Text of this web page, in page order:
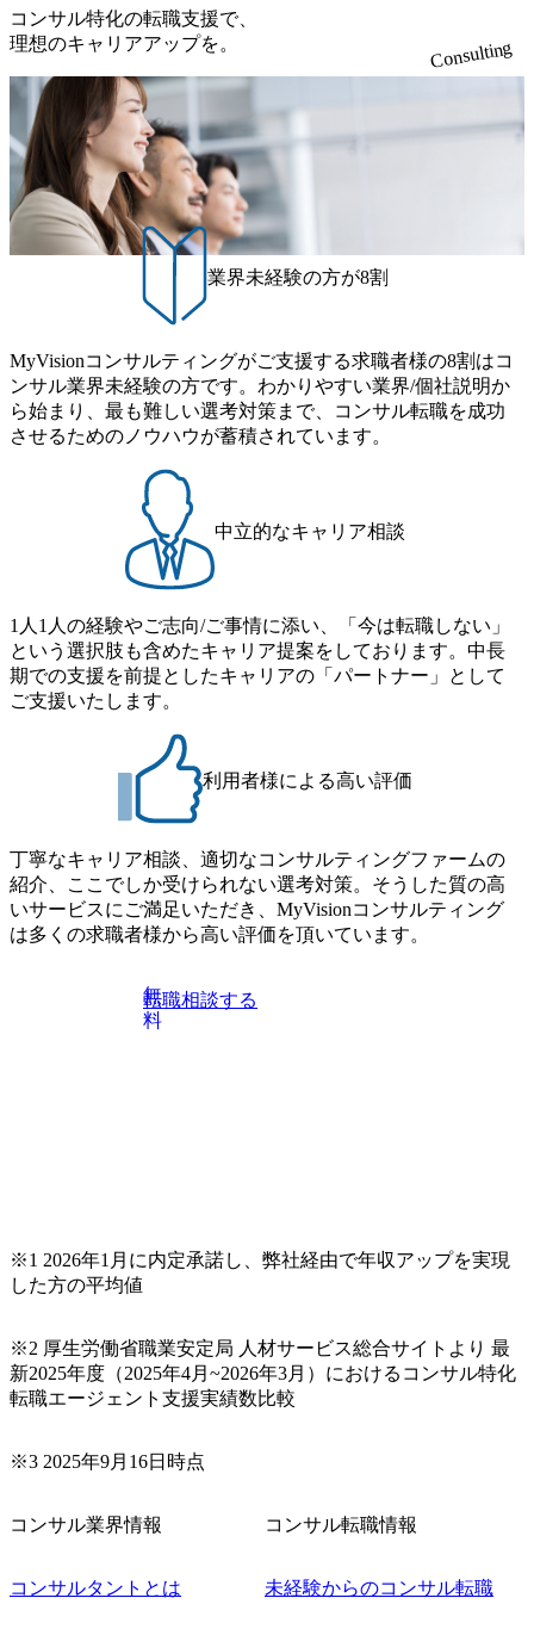
も関わらず、外資系戦略コンサルティングファームや総合
系コンサルティングファームをはじめ、メーカー、ITベン
チャー、外資系金融機関など多彩な出自で構成されてお
り、常に刺激を受けながらプロジェクトワークが可能 総合
コンサルティングファームの名の通り、全方位のクライア
ントに対して様々なプロジェクトが存在しており、手を上
げれば常に新しいテーマのチャレンジ機会を提供している
（ワンプール制） そのため、全体の離職率10％以下、未経
験3年未満の離職率は0％と驚異の定着率を誇る 大手ファー
ムと同水準以上の報酬制度であり、ファーム経験者の場合
は、転職時報酬アップが基本 強く「個人」の成⾧を重視す
るカルチャーであり、昇進に枠もなく、今ならReadyになれ
ば上がれる環境となっている 安定した経営環境の下、コン
できる 豊富な経験を持つコンサル経験者の場合は、自らチ
ームを立ち上げることが可能 裁量をもった営業活動、デリ
バリー活動ができる(スタートアップとの協業、新規ソリュ
ーションの開発 など) シンプレクスの顧客基盤、エンジニ
できる 2026年8月21日(金) 19:30〜21:30 (19:20開場) 2026年8
月12日(水) 16:00 ※参加状況によっては抽選とさせていただ
く可能性がございます。 このたび、ファーム経験者の方を
対象にした懇親会形式の採用イベント「サロンイベント」
を開催いたします。 カジュアルな場で現場社員と直接交流
できる機会ですので、ぜひご参加ください。 当日はXspear
Consulting代表取締役の早田とMDやその他現場社員が複数
名参加する予定です！ ●費用 : 無料 虎ノ門ヒルズ付近 ※詳
細な場所については参加者の方へ個別でご連絡いたしま
す。 コンサルファームにてマネージャー以上の職務を担当
り、<u>営業活動に工数を割かれることなくデリバリーに注
力可能</u> 従業員満足度を非常に重視しており、意にそぐ
わないプロジェクトにアサインされてしまった場合、半強
制的に別のプロジェクトに異動することが可能。その結
果、<u>退職率も10%程度</u>(他社平均は2～30%程度) 残業
時間は<u>平均30時間程度。</u>バリューが出ていないから
残業代をつけさせないといったことはしない DE&Iにおいて
は女性活用や外国人/高齢者/障碍者などさまざまなバックグ
ラウンドを持つメンバーの働く環境を整えている SDGsの推
進にも積極的で、プロボノ支援等を行っている 部活動も活
発で、多くのクラブが立ち上がっており、さまざまな役
職・所属・組織を超えて社員間のネットワーク形成・交流
の場となっている <u>教育・研修プログラムが非常に充実</
番組があり、新卒紹介、会社の七不思議紹介等、規模が大
きくなっていく中で社員同士のつながりを広げる取り組み
もしている 今後の成長戦略として海外展開を見据えてい
る。足元のグローバル案件割合は10%程度だが、英語が得
ンスも大きい。 代表インタビュー https://note.com/dirbato/n/n0
a040c36b128 Forbes JAPAN BrandVoice Studio 「使命はテクノ
ロジーで企業の可能性を引き出すこと。日本に求められるI
Tコンサルタントという伴走者」 https://forbesjapan.com/article
s/detail/67452 Forbes JAPAN BrandVoice Studio 「コンサル業
界におけるIT人材価値再興。Dirbatoの最前線パートナーが
切り開くテクノロジーの変革」 https://forbesjapan.com/articles/
preview/68657?preview=TAI1oir8Coe5Df3zuZhtd24YfH72/Zzdm
BTIEMOnWUWREjOFLO1IL1KPEi4dgCbb Forbes JAPAN Bra
ndVoice Studio 「求めるのは、競争と連帯 。IT特化の急成長
ファーム・Dirbatoの社員支援」 https://forbesjapan.com/articles/
detail/69848 MyViision企業インタビュー① https://my-vision.co.
jp/consulting-firm/dirbato/interview01 MyViision企業インタビュ
ー② https://my-vision.co.jp/consulting-firm/dirbato/interview02 20
26年8月18日(火) 19:00開始～最長20:00終了 2026年8月13日
(木) 16:00 当日はDirbatoの現役トップコンサルタントが業界
動向を踏まえ、コンサルティング市場の最新トレンドをお
伝えいたします。コンサルティング業界への転職を迷われ
ている方や情報収集を行いたい方のご参加も歓迎です。更
ンサルタントも登壇しますので、当社へ気になることや転
職後のご不安な事はその場でご質問いただけますので、ぜ
承ください。 【服装・持ち物】 ・特になし カジュアルな服
装でご参加ください。 【募集ポジション】 ITコンサルタン
定 ・全社デジタルトランスフォーメーション企画構想 ・業
務/組織/システムの現状分析/RPA選定/導入/実装 ・プライベ
ート/パブリッククラウド導入 ・AI活用による業務効率化/
企画 ・Disruptive Technologyを活用した新規事業の立案/推
上げていきたい ・サービスやソリューションに捉われず、
でのプロジェクトに参画し、自身のスキルアップを図りた
コンサル特化の転職支援で、
理想のキャリアアップを。
Consulting
業界未経験の方が8割
MyVisionコンサルティングがご支援する求職者様の8割はコ
ンサル業界未経験の方です。わかりやすい業界/個社説明か
ら始まり、最も難しい選考対策まで、コンサル転職を成功
させるためのノウハウが蓄積されています。
中立的なキャリア相談
1人1人の経験やご志向/ご事情に添い、「今は転職しない」
という選択肢も含めたキャリア提案をしております。中長
期での支援を前提としたキャリアの「パートナー」として
ご支援いたします。
利用者様による高い評価
丁寧なキャリア相談、適切なコンサルティングファームの
紹介、ここでしか受けられない選考対策。そうした質の高
いサービスにご満足いただき、MyVisionコンサルティング
は多くの求職者様から高い評価を頂いています。
無
料
転職相談する
※1 2026年1月に内定承諾し、弊社経由で年収アップを実現
した方の平均値
※2 厚生労働省職業安定局 人材サービス総合サイトより 最
新2025年度（2025年4月~2026年3月）におけるコンサル特化
転職エージェント支援実績数比較
※3 2025年9月16日時点
コンサル業界情報
コンサルタントとは
コンサル転職情報
未経験からのコンサル転職